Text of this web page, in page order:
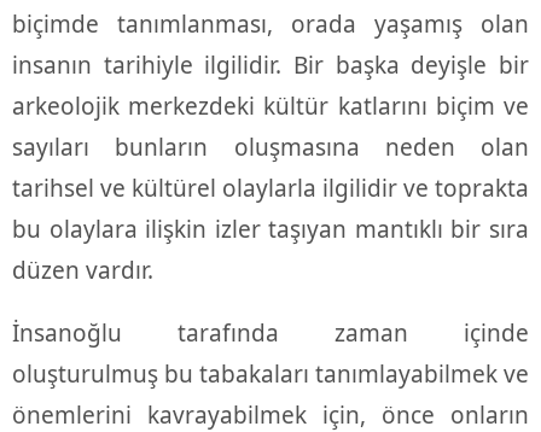
biçimde tanımlanması, orada yaşamış olan
insanın tarihiyle ilgilidir. Bir başka deyişle bir
arkeolojik merkezdeki kültür katlarını biçim ve
sayıları bunların oluşmasına neden olan
tarihsel ve kültürel olaylarla ilgilidir ve toprakta
bu olaylara ilişkin izler taşıyan mantıklı bir sıra
düzen vardır.
İnsanoğlu tarafında zaman içinde
oluşturulmuş bu tabakaları tanımlayabilmek ve
önemlerini kavrayabilmek için, önce onların